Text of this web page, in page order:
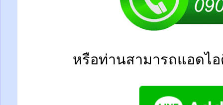
หรือท่านสามารถแอดไอ